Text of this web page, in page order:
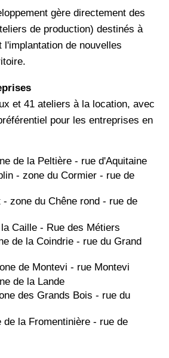
gère directement des
de production) destinés à
de nouvelles
et 41 ateliers à la location, avec
pour les entreprises en
de la Peltière - rue d'Aquitaine
- zone du Cormier - rue de
- zone du Chêne rond - rue de
Caille - Rue des Métiers
de la Coindrie - rue du Grand
de Montevi - rue Montevi
de la Lande
des Grands Bois - rue du
de la Fromentinière - rue de